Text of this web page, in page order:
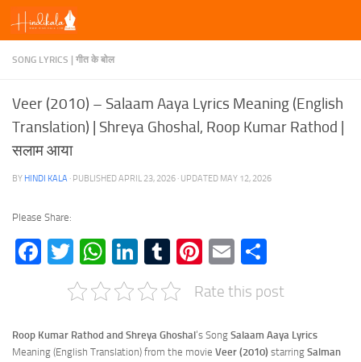
Skip to content
SONG LYRICS | गीत के बोल
Veer (2010) – Salaam Aaya Lyrics Meaning (English
Translation) | Shreya Ghoshal, Roop Kumar Rathod |
सलाम आया
BY HINDI KALA · PUBLISHEDAPRIL 23, 2026 · UPDATED MAY 12, 2026
Please Share:
Facebook
TwitterWhatsApp
LinkedIn
TumblrPinterest
Email
Rate this post
Roop Kumar Rathod and Shreya Ghoshal‘s Song Salaam Aaya Lyrics
Meaning (English Translation) from the movie Veer (2010) starring Salman